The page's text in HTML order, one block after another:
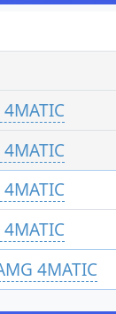
4MATIC